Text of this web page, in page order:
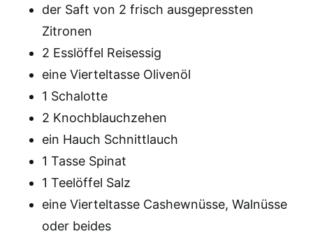
der Saft von 2 frisch ausgepressten
Zitronen
2 Esslöffel Reisessig
eine Vierteltasse Olivenöl
1 Schalotte
2 Knochblauchzehen
ein Hauch Schnittlauch
1 Tasse Spinat
1 Teelöffel Salz
eine Vierteltasse Cashewnüsse, Walnüsse
oder beides